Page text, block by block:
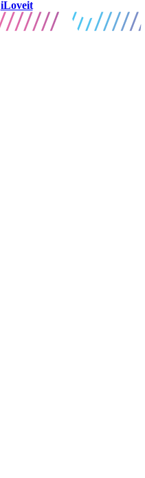
iLoveit